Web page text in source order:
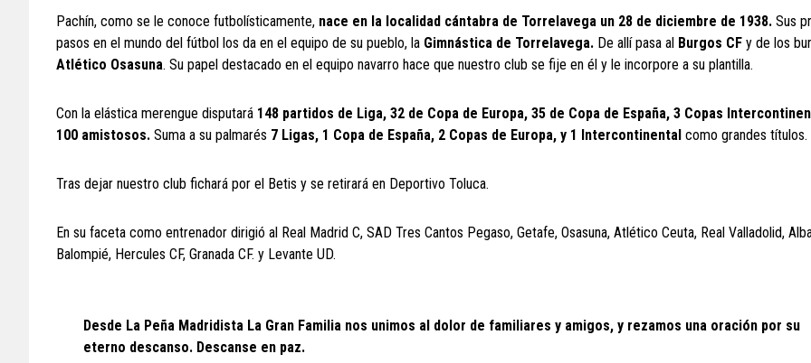
Pachín, como se le conoce futbolísticamente, nace en la localidad cántabra de Torrelavega un 28 de diciembre de 1938. Sus
pasos en el mundo del fútbol los da en el equipo de su pueblo, la Gimnástica de Torrelavega. De allí pasa al Burgos CF y de los
Atlético Osasuna. Su papel destacado en el equipo navarro hace que nuestro club se fije en él y le incorpore a su plantilla.
Con la elástica merengue disputará 148 partidos de Liga, 32 de Copa de Europa, 35 de Copa de España, 3 Copas
100 amistosos. Suma a su palmarés 7 Ligas, 1 Copa de España, 2 Copas de Europa, y 1 Intercontinental como grandes títulos.
Tras dejar nuestro club fichará por el Betis y se retirará en Deportivo Toluca.
En su faceta como entrenador dirigió al Real Madrid C, SAD Tres Cantos Pegaso, Getafe, Osasuna, Atlético Ceuta, Real Valladolid,
Balompié, Hercules CF, Granada CF. y Levante UD.
Desde La Peña Madridista La Gran Familia nos unimos al dolor de familiares y amigos, y rezamos una oración por su
eterno descanso. Descanse en paz.